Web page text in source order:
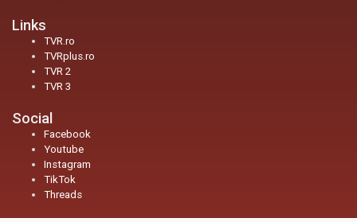
Links
TVR.ro
TVRplus.ro
TVR 2
TVR 3
Social
Facebook
Youtube
Instagram
TikTok
Threads